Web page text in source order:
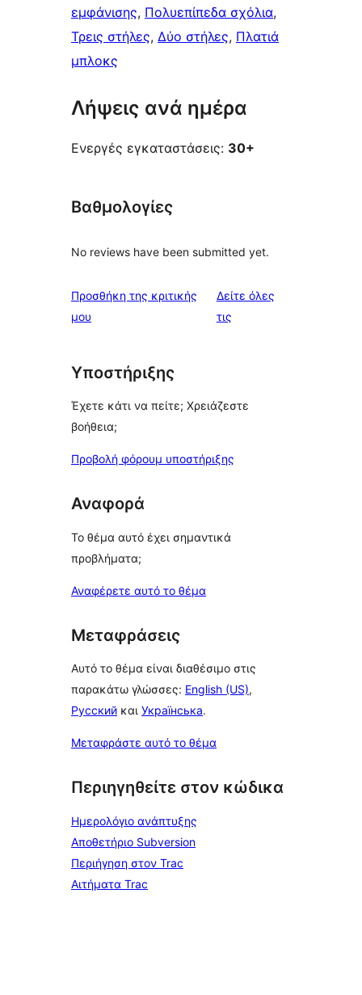
εμφάνισης, Πολυεπίπεδα σχόλια
Τρεις στήλες, Δύο στήλες, Πλατιά
μπλοκς
Λήψεις ανά ημέρα
Ενεργές εγκαταστάσεις: 30+
Βαθμολογίες
No reviews have been submitted yet.
Προσθήκη της κριτικής
μου
Δείτε όλες
τιςκριτικές
Υποστήριξης
Έχετε κάτι να πείτε; Χρειάζεστε
βοήθεια;
Προβολή φόρουμ υποστήριξης
Αναφορά
Το θέμα αυτό έχει σημαντικά
προβλήματα;
Αναφέρετε αυτό το θέμα
Μεταφράσεις
Αυτό το θέμα είναι διαθέσιμο στις
παρακάτω γλώσσες: English (US),
Русский και Українська.
Μεταφράστε αυτό το θέμα
Περιηγηθείτε στον κώδικα
Ημερολόγιο ανάπτυξης
Αποθετήριο Subversion
Περιήγηση στον Trac
Αιτήματα Trac